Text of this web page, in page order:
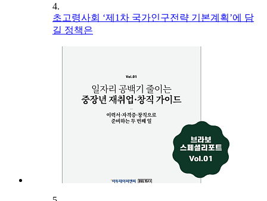
4.
초고령사회 ‘제1차 국가인구전략 기본계획’에 담
길 정책은